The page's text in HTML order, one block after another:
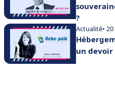
?
Actualité•
un